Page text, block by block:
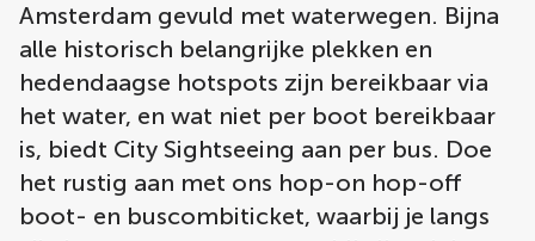
Amsterdam gevuld met waterwegen. Bijna
alle historisch belangrijke plekken en
hedendaagse hotspots zijn bereikbaar via
het water, en wat niet per boot bereikbaar
is, biedt City Sightseeing aan per bus. Doe
het rustig aan met ons hop-on hop-off
boot- en buscombiticket, waarbij je langs